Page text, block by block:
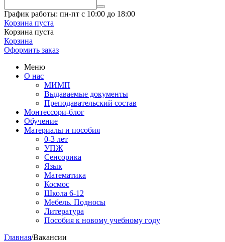
График работы: пн-пт с 10:00 до 18:00
Корзина пуста
Корзина пуста
Корзина
Оформить заказ
Меню
О нас
МИМП
Выдаваемые документы
Преподавательский состав
Монтессори-блог
Обучение
Материалы и пособия
0-3 лет
УПЖ
Сенсорика
Язык
Математика
Космос
Школа 6-12
Мебель. Подносы
Литература
Пособия к новому учебному году
Главная/Вакансии